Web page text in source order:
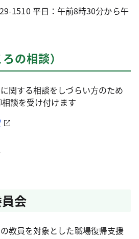
1510 平日：午前8時30分から午
の相談）
関する相談をしづらい方のため
談を受け付けます
会
教員を対象とした職場復帰支援